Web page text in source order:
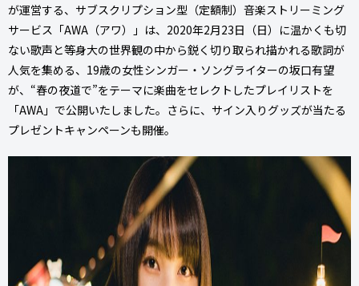
が運営する、サブスクリプション型（定額制）音楽ストリーミング
サービス「AWA（アワ）」は、2020年2月23日（日）に温かくも切
ない歌声と等身大の世界観の中から鋭く切り取られ描かれる歌詞が
人気を集める、19歳の女性シンガー・ソングライターの坂口有望
が、“春の夜道で”をテーマに楽曲をセレクトしたプレイリストを
「AWA」で公開いたしました。さらに、サイン入りグッズが当たる
プレゼントキャンペーンも開催。